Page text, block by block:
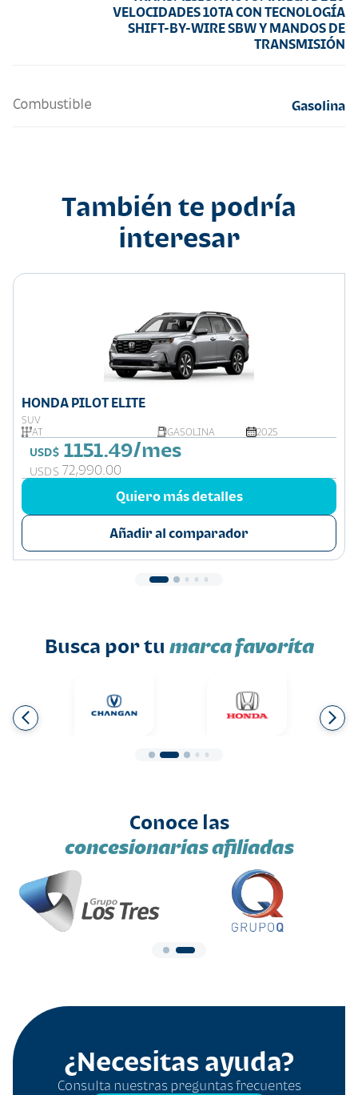
VELOCIDADES 10TA CON TECNOLOGÍA
SHIFT-BY-WIRE SBW Y MANDOS DE
TRANSMISIÓN
Combustible Gasolina
También te podría
interesar
HONDA PILOT ELITE
SUV
AT
GASOLINA 2025
USD$ 1151.49/mes
USD$ 72,990.00
Quiero más detalles
Añadir al comparador
Busca por tu marca favorita
Conoce las
concesionarias afiliadas
¿Necesitas ayuda?
Consulta nuestras preguntas frecuentes